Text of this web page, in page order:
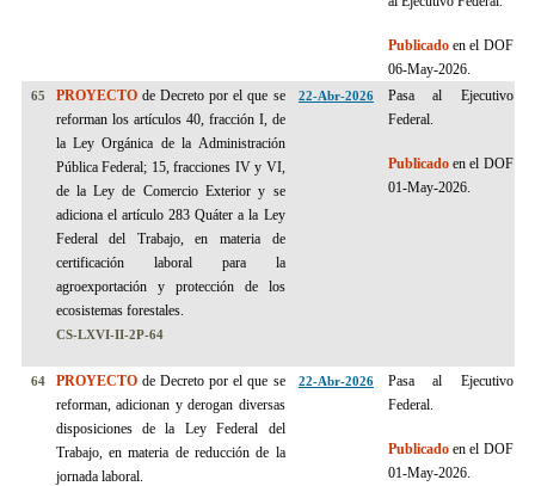
Publicadoen el DOF
06-May-2026.
65 PROYECTOde Decreto por el que se
reforman los artículos 40, fracción I, de
la Ley Orgánica de la Administración
Pública Federal; 15, fracciones IV y VI,
de la Ley de Comercio Exterior y se
adiciona el artículo 283 Quáter a la Ley
Federal del Trabajo, en materia de
certificación laboral para la
agroexportación y protección de los
ecosistemas forestales.
CS-LXVI-II-2P-64
22-Abr-2026
Pasa al Ejecutivo
Federal.
Publicadoen el DOF
01-May-2026.
64 PROYECTOde Decreto por el que se
reforman, adicionan y derogan diversas
disposiciones de la Ley Federal del
Trabajo, en materia de reducción de la
jornada laboral.
22-Abr-2026
Pasa al Ejecutivo
Federal.
Publicadoen el DOF
01-May-2026.